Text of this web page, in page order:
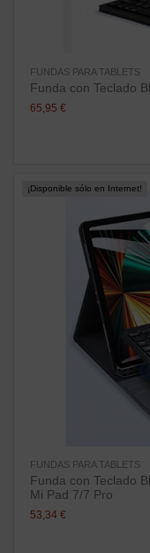
FUNDAS PARA TABLETS
Funda con Teclado
65,95 €
¡Disponible sólo en Internet!
FUNDAS PARA TABLETS
Funda con Teclado
Mi Pad 7/7 Pro
53,34 €